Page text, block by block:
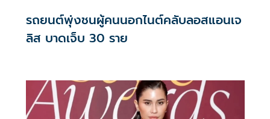
รถยนต์พุ่งชนผู้คนนอกไนต์คลับลอสแอนเจ
ลิส บาดเจ็บ 30 ราย